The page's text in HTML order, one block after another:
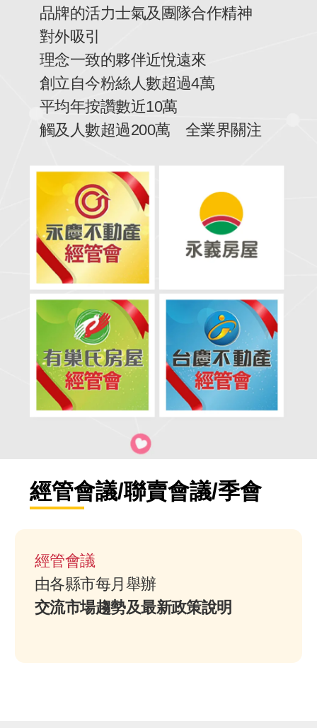
品牌的活力士氣及團隊合作精神
對外吸引
理念一致的夥伴近悅遠來
創立自今粉絲人數超過4萬
平均年按讚數近10萬
觸及人數超過200萬 全業界關注
經管會議/聯賣會議/季會
經管會議
由各縣市每月舉辦
交流市場趨勢及最新政策說明